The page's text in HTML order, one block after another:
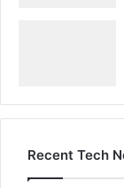
Recent Tech